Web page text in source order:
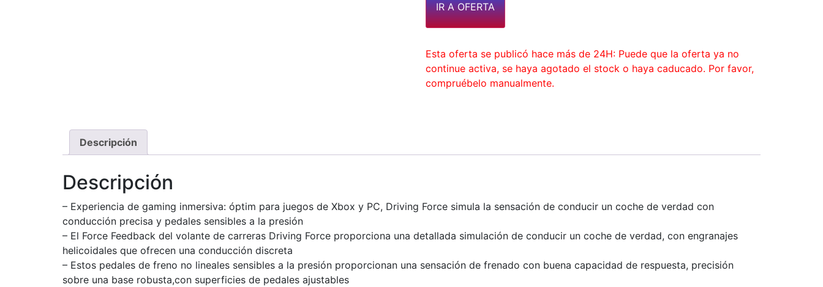
IR A OFERTA
Esta oferta se publicó hace más de 24H: Puede que la oferta ya no
continue activa, se haya agotado el stock o haya caducado. Por favor,
compruébelo manualmente.
Descripción
Descripción
– Experiencia de gaming inmersiva: óptim para juegos de Xbox y PC, Driving Force simula la sensación de conducir un coche de verdad con
conducción precisa y pedales sensibles a la presión
– El Force Feedback del volante de carreras Driving Force proporciona una detallada simulación de conducir un coche de verdad, con engranajes
helicoidales que ofrecen una conducción discreta
– Estos pedales de freno no lineales sensibles a la presión proporcionan una sensación de frenado con buena capacidad de respuesta, precisión
sobre una base robusta,con superficies de pedales ajustables